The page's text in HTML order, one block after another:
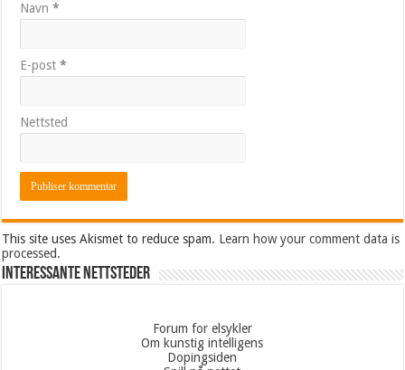
Navn*
E-post*
Nettsted
This site uses Akismet to reduce spam. Learn how your comment data is
processed.
Interessante nettsteder
Forum for elsykler
Om kunstig intelligens
Dopingsiden